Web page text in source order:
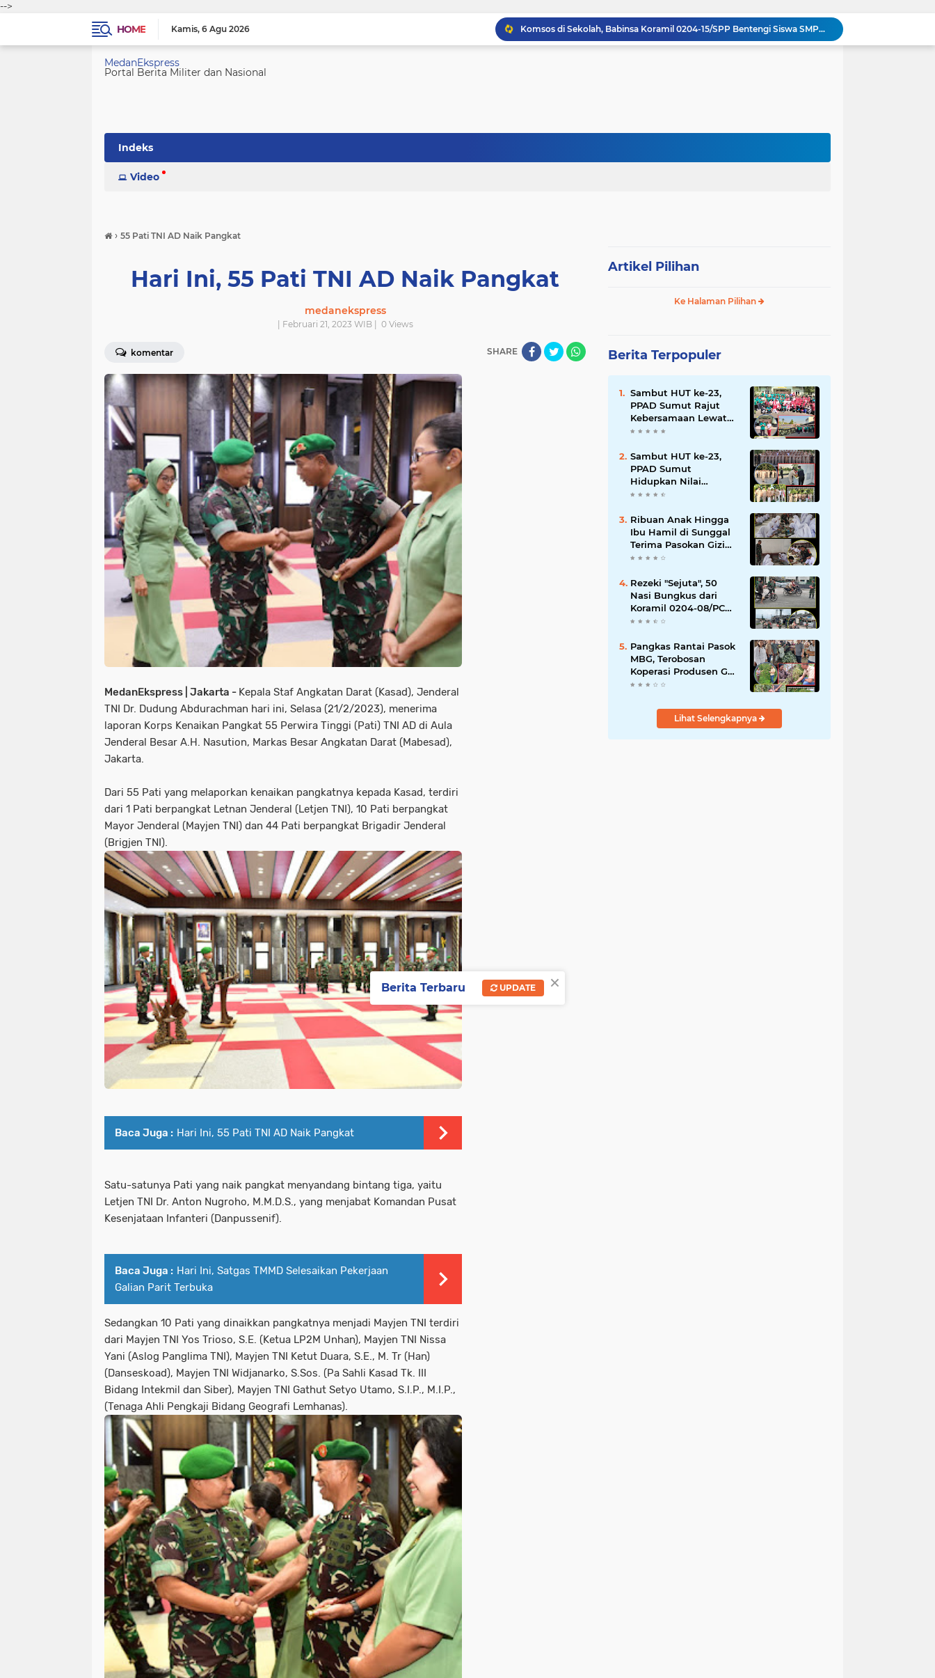
-->
HOME
Kamis 6 Agu 2026
Sambut HUT ke-23, PPAD Sumut Hidupkan Nilai Pahlawan di TMP Bukit Barisan
Perkuat Sinergi TNI-Polri, Dandim 0204/DS Tinjau Langsung Aksi Edukatif Taruna Akpol di Sekolah Rakyat Tebing Tinggi
Operasi Senyap TNI di Pedalaman Nias: Putus Mata Rantai Kemiskinan Ekstrem
MedanEkspress
Portal Berita Militer dan Nasional
Indeks
Video
› 55 Pati TNI AD Naik Pangkat
Hari Ini, 55 Pati TNI AD Naik Pangkat
medanekspress
| Februari 21, 2023 WIB | 0Views
komentar SHARE
MedanEkspress | Jakarta - Kepala Staf Angkatan Darat (Kasad), Jenderal
TNI Dr. Dudung Abdurachman hari ini, Selasa (21/2/2023), menerima
laporan Korps Kenaikan Pangkat 55 Perwira Tinggi (Pati) TNI AD di Aula
Jenderal Besar A.H. Nasution, Markas Besar Angkatan Darat (Mabesad),
Jakarta.
Dari 55 Pati yang melaporkan kenaikan pangkatnya kepada Kasad, terdiri
dari 1 Pati berpangkat Letnan Jenderal (Letjen TNI), 10 Pati berpangkat
Mayor Jenderal (Mayjen TNI) dan 44 Pati berpangkat Brigadir Jenderal
(Brigjen TNI).
Baca Juga : Hari Ini, 55 Pati TNI AD Naik Pangkat
Satu-satunya Pati yang naik pangkat menyandang bintang tiga, yaitu
Letjen TNI Dr. Anton Nugroho, M.M.D.S., yang menjabat Komandan Pusat
Kesenjataan Infanteri (Danpussenif).
Baca Juga : Hari Ini, Satgas TMMD Selesaikan Pekerjaan
Galian Parit Terbuka
Sedangkan 10 Pati yang dinaikkan pangkatnya menjadi Mayjen TNI terdiri
dari Mayjen TNI Yos Trioso, S.E. (Ketua LP2M Unhan), Mayjen TNI Nissa
Yani (Aslog Panglima TNI), Mayjen TNI Ketut Duara, S.E., M. Tr (Han)
(Danseskoad), Mayjen TNI Widjanarko, S.Sos. (Pa Sahli Kasad Tk. III
Bidang Intekmil dan Siber), Mayjen TNI Gathut Setyo Utamo, S.I.P., M.I.P.,
(Tenaga Ahli Pengkaji Bidang Geografi Lemhanas).
Artikel Pilihan
Ke Halaman Pilihan
Berita Terpopuler
Sambut HUT ke-23,
PPAD Sumut Rajut
Kebersamaan Lewat
Senam Sehat dan
Bekangdam I/BB
Sambut HUT ke-23,
PPAD Sumut
Hidupkan Nilai
Pahlawan di TMP
Ribuan Anak Hingga
Ibu Hamil di Sunggal
Terima Pasokan Gizi
Gratis dari TNI dan
Rezeki "Sejuta", 50
Nasi Bungkus dari
Koramil 0204-08/PC
Habis Diserbu Warga
Pangkas Rantai Pasok
MBG, Terobosan
Koperasi Produsen Gas
Terus Indonesia Serap
Lihat Selengkapnya
×
Berita Terbaru UPDATE